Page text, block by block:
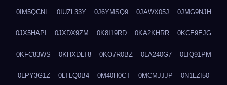
0IM5QCNL 0IUZL33Y 0J6YMSQ9 0JAWX05J 0JMG9NJH
0JX5HAPI 0JXDX9ZM 0K8I19RD 0KA2KHRR 0KCE9EJG
0KFC83WS 0KHXDLT8 0KO7R0BZ 0LA240G7 0LIQ91PM
0LPY3G1Z 0LTLQ0B4 0M40H0CT 0MCMJJJP 0N1LZI50